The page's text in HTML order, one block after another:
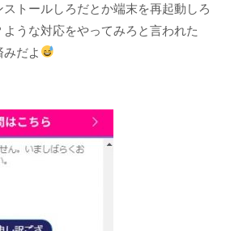
トールしろだとか端末を再起動しろ
うな対応をやってみろと言われた
だよ